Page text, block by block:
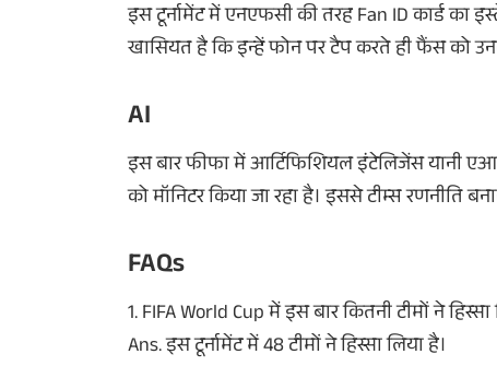
इस टूर्नामेंट में एनएफसी की तरह Fan ID कार्ड का
खासियत है कि इन्हें फोन पर टैप करते ही फैंस को
AI
इस बार फीफा में आर्टिफिशियल इंटेलिजेंस यानी
को मॉनिटर किया जा रहा है। इससे टीम्स रणनीति
FAQs
1. FIFA World Cup में इस बार कितनी टीमों ने
Ans. इस टूर्नामेंट में 48 टीमों ने हिस्सा लिया है।